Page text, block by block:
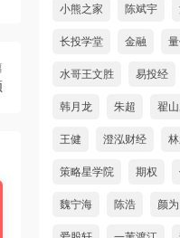
小熊之家 陈斌宇
长投学堂 金融
水哥王文胜 易投经
韩月龙 朱超 翟
王健 澄泓财经
策略星学院 期权
魏宁海 陈浩 颜